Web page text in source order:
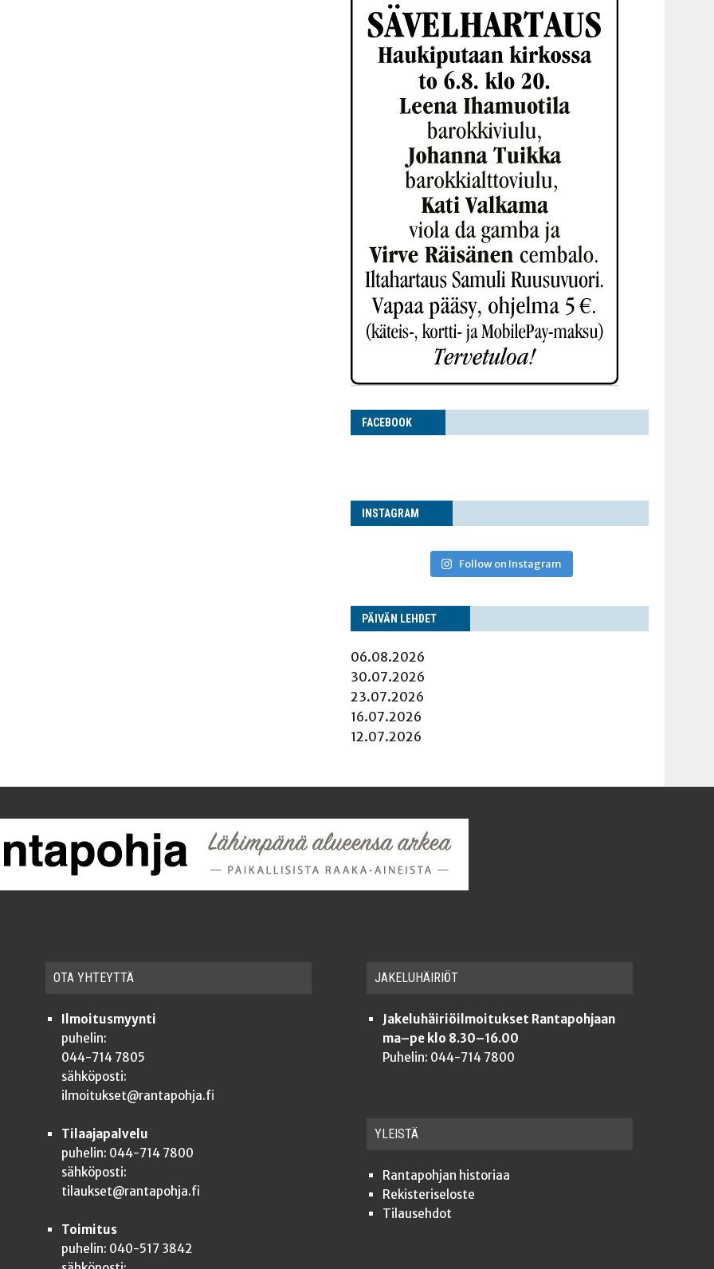
FACE­BOOK
INS­TA­GRAM
Follow on Instagram
PÄI­VÄN LEHDET
06.08.2026
30.07.2026
23.07.2026
16.07.2026
12.07.2026
OTA YHTEYT­TÄ
Ilmoitusmyynti
puhelin:
044-714 7805
sähköposti:
ilmoitukset@rantapohja.fi
Tilaajapalvelu
puhelin: 044-714 7800
sähköposti:
tilaukset@rantapohja.fi
Toimitus
puhelin: 040-517 3842
JAKE­LU­HÄI­RIÖT
Jakeluhäiriöilmoitukset Rantapohjaan
ma–pe klo 8.30–16.00
Puhelin: 044-714 7800
YLEISTÄ
Ran­ta­poh­jan historiaa
Rekis­te­ri­se­los­te
Tilauseh­dot